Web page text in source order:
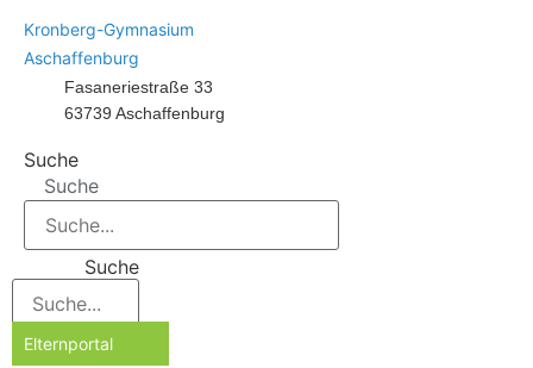
Kronberg-Gymnasium
Aschaffenburg
Fasaneriestraße 33
63739 Aschaffenburg
Suche
Suche
Suche
Elternportal